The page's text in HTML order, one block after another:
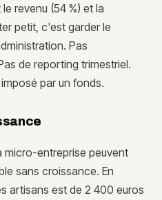
revenu (54 %) et la
petit, c'est garder le
Pas
de reporting trimestriel.
par un fonds.
micro-entreprise peuvent
sans croissance. En
artisans est de 2 400 euros